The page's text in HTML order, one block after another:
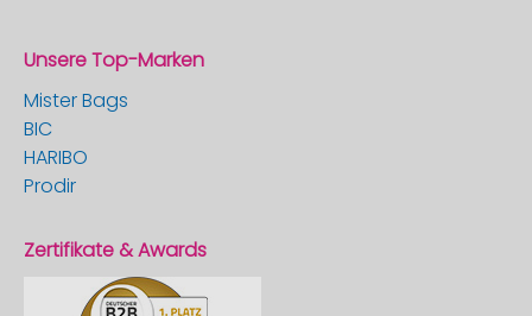
Unsere Top-Marken
Mister Bags
BIC
HARIBO
Prodir
Zertifikate & Awards